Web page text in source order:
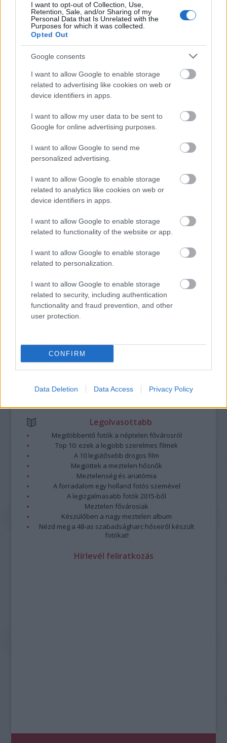
I want to opt-out of Collection, Use,
Retention, Sale, and/or Sharing of my
Personal Data that Is Unrelated with the
Purposes for which it was collected.
Opted Out
Google consents
I want to allow Google to enable storage
related to advertising like cookies on web or
device identifiers in apps.
I want to allow my user data to be sent to
Google for online advertising purposes.
I want to allow Google to send me
personalized advertising.
I want to allow Google to enable storage
related to analytics like cookies on web or
device identifiers in apps.
I want to allow Google to enable storage
related to functionality of the website or app.
I want to allow Google to enable storage
related to personalization.
I want to allow Google to enable storage
related to security, including authentication
functionality and fraud prevention, and other
user protection.
CONFIRM
Data Deletion Data Access Privacy Policy
AZ EMBERSÉG ÜNNEPE
VECSEI H. MIKLÓS A ZSÁMBÉKI NYÁRI
SZÍNHÁZRÓL
MUCSI ZOLTÁN VISSZATÉR – EGY ÉLETEM
STAND UP EST
A bejegyzés trackback címe:
https://kulturpart.hu/api/trackback/id/7828504
Kommentek:
vonatkozó jogszabályokértelmében felhasználói tartalomnak
minősülnek, értük a
szolgáltatás technikai
nem vállal, azokat nem ellenőrzi. Kifogás esetén forduljon a blog szerkesztőjéhez.
Legolvasottabb
Megdöbbentő fotók a néptelen fővárosról
Top 10: ezek a legjobb szerelmes filmek
A 10 legütősebb drogos film
Megjöttek a meztelen hősnők
Meztelenség és anatómia
A forradalom egy holland fotós szemével
A legizgalmasabb fotók 2015-ből
Meztelen fővárosiak
Készülőben a nagy meztelen album
Nézd meg a 48-as szabadságharc hőseiről készült
fotókat!
Hírlevél feliratkozás